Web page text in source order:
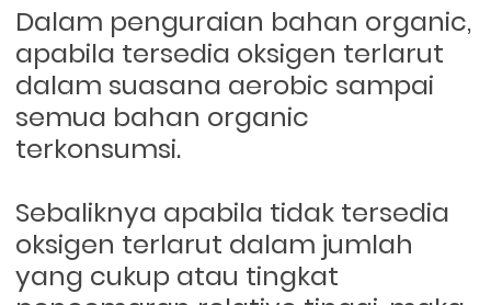
Dalam penguraian bahan organic,
apabila tersedia oksigen terlarut
dalam suasana aerobic sampai
semua bahan organic
terkonsumsi.
Sebaliknya apabila tidak tersedia
oksigen terlarut dalam jumlah
yang cukup atau tingkat